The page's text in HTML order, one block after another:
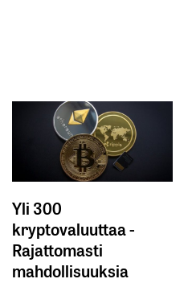
Yli 300
kryptovaluuttaa -
Rajattomasti
mahdollisuuksia